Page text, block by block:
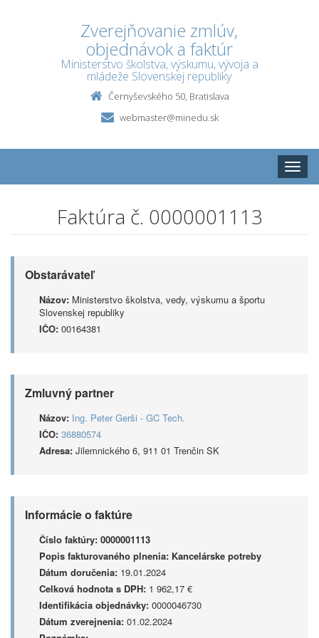
Zverejňovanie zmlúv,
objednávok a faktúr
Ministerstvo školstva, výskumu, vývoja a
mládeže Slovenskej republiky
Černyševského 50, Bratislava
webmaster@minedu.sk
Toggle
Faktúra č. 0000001113
Obstarávateľ
Názov: Ministerstvo školstva, vedy, výskumu a športu
Slovenskej republiky
IČO: 00164381
Zmluvný partner
Názov: Ing. Peter Gerši - GC Tech.
IČO: 36880574
Adresa: Jilemnického 6, 911 01 Trenčin SK
Informácie o faktúre
Číslo faktúry: 0000001113
Popis fakturovaného plnenia: Kancelárske potreby
Dátum doručenia: 19.01.2024
Celková hodnota s DPH: 1 962,17 €
Identifikácia objednávky: 0000046730
Dátum zverejnenia: 01.02.2024